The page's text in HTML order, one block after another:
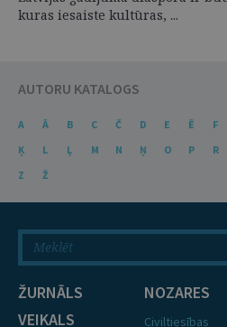
kuras iesaiste kultūras, ...
AUTORU KATALOGS
A Ā B C Č D E Ē F
Ķ
L Ļ M N Ņ O P R
Z
Ž
ŽURNĀLS
VEIKALS
NOZARES
Civiltiesības